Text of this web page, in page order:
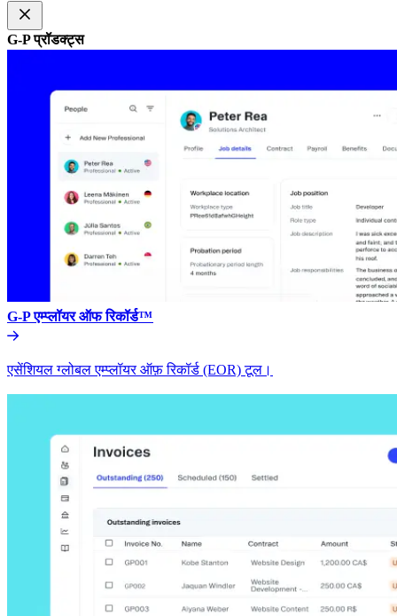
G-P प्रॉडक्ट्स​​
G-P एम्प्लॉयर ऑफ रिकॉर्ड™​​
एसेंशियल ग्लोबल एम्प्लॉयर ऑफ़ रिकॉर्ड (EOR) टूल।​​